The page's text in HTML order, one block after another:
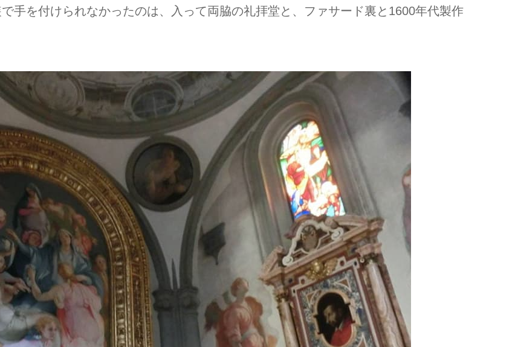
手を付けられなかったのは、入って両脇の礼拝堂と、ファサード裏と1600年代製作